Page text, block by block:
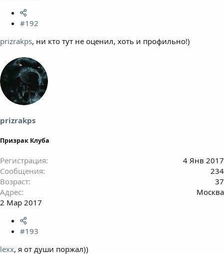
#192
prizrakps, ни кто тут не оценил, хоть и профильно!)
prizrakps
Призрак Клуба
Регистрация
4 Янв 2017
Сообщения
234
Возраст
37
Адрес
Москва
2 Мар 2017
#193
lexx, я от души поржал))